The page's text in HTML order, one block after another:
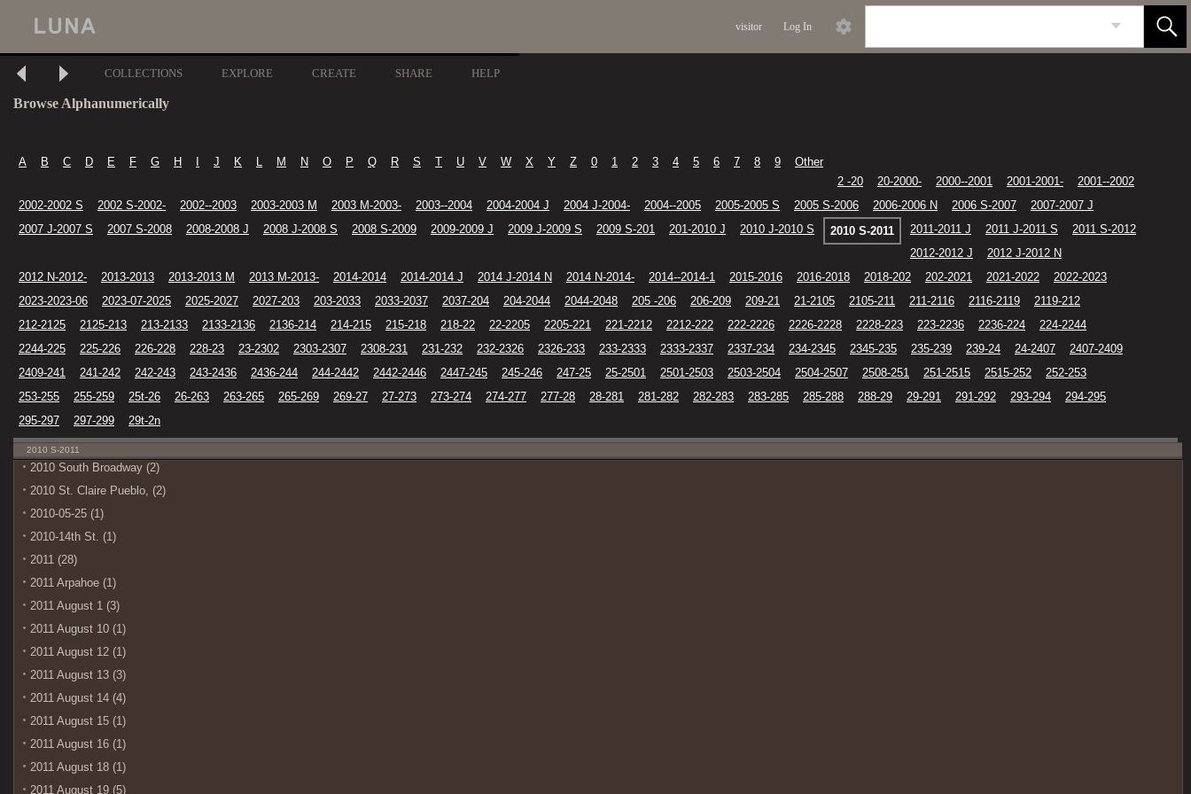
visitor Log In
COLLECTIONS EXPLORE CREATE SHARE HELP
Browse Alphanumerically
A B C D E F G H J K L M N O P Q R S T U V W X Y Z 0 1 2 3 4 5 6 7 8 9
Other
2 -20
20-2000- 2000--2001 2001-2001-
2001--2002
2002-2002 S
2002 S-2002- 2002--2003 2003-2003 M 2003 M-2003- 2003--2004 2004-2004 J 2004 J-2004- 2004--2005 2005-2005 S 2005 S-2006 2006-2006 N 2006 S-2007
2007-2007 J
2007 J-2007 S
2007 S-2008 2008-2008 J 2008 J-2008 S 2008 S-2009 2009-2009 J 2009 J-2009 S 2009 S-201 201-2010 J 2010 J-2010 S 2010 S-2011 2011-2011 J 2011 J-2011 S
2011 S-2012
2012-2012 J
2012 J-2012 N
2012 N-2012-
2013-2013 2013-2013 M 2013 M-2013- 2014-2014 2014-2014 J 2014 J-2014 N 2014 N-2014- 2014--2014-1 2015-2016 2016-2018 2018-202 202-2021 2021-2022
2022-2023
2023-2023-06
2023-07-2025 2025-2027 2027-203 203-2033 2033-2037 2037-204 204-2044 2044-2048 205 -206 206-209 209-21 21-2105 2105-211 211-2116 2116-2119
2119-212
212-2125
2125-213 213-2133 2133-2136 2136-214 214-215 215-218 218-22 22-2205 2205-221 221-2212 2212-222 222-2226 2226-2228 2228-223 223-2236 2236-224
224-2244
2244-225
225-226 226-228 228-23 23-2302 2303-2307 2308-231 231-232 232-2326 2326-233 233-2333 2333-2337 2337-234 234-2345 2345-235 235-239 239-24 24-2407
2407-2409
2409-241
241-242 242-243 243-2436 2436-244 244-2442 2442-2446 2447-245 245-246 247-25 25-2501 2501-2503 2503-2504 2504-2507 2508-251 251-2515 2515-252
252-253
253-255
255-259 25t-26 26-263 263-265 265-269 269-27 27-273 273-274 274-277 277-28 28-281 281-282 282-283 283-285 285-288 288-29 29-291 291-292 293-294
294-295
295-297
297-299 29t-2n
2010 S-2011
2010 South Broadway (2)
2010 St. Claire Pueblo, (2)
2010-05-25 (1)
2010-14th St. (1)
2011 (28)
2011 Arpahoe (1)
2011 August 1 (3)
2011 August 10 (1)
2011 August 12 (1)
2011 August 13 (3)
2011 August 14 (4)
2011 August 15 (1)
2011 August 16 (1)
2011 August 18 (1)
2011 August 19 (5)